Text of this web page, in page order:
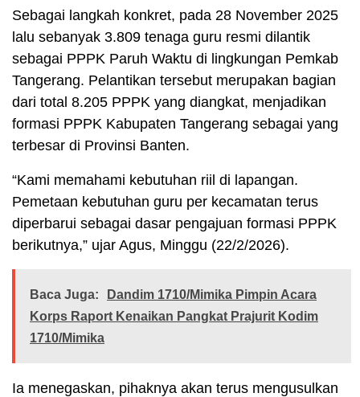
Sebagai langkah konkret, pada 28 November 2025
lalu sebanyak 3.809 tenaga guru resmi dilantik
sebagai PPPK Paruh Waktu di lingkungan Pemkab
Tangerang. Pelantikan tersebut merupakan bagian
dari total 8.205 PPPK yang diangkat, menjadikan
formasi PPPK Kabupaten Tangerang sebagai yang
terbesar di Provinsi Banten.
“Kami memahami kebutuhan riil di lapangan.
Pemetaan kebutuhan guru per kecamatan terus
diperbarui sebagai dasar pengajuan formasi PPPK
berikutnya,” ujar Agus, Minggu (22/2/2026).
Baca Juga:
Dandim 1710/Mimika Pimpin Acara
Korps Raport Kenaikan Pangkat Prajurit Kodim
1710/Mimika
Ia menegaskan, pihaknya akan terus mengusulkan